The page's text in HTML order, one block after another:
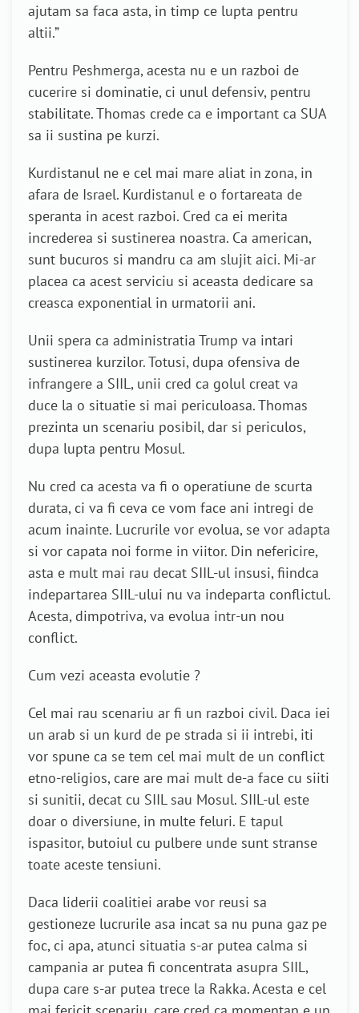
ajutam sa faca asta, in timp ce lupta pentru
altii.”
Pentru Peshmerga, acesta nu e un razboi de
cucerire si dominatie, ci unul defensiv, pentru
stabilitate. Thomas crede ca e important ca SUA
sa ii sustina pe kurzi.
Kurdistanul ne e cel mai mare aliat in zona, in
afara de Israel. Kurdistanul e o fortareata de
speranta in acest razboi. Cred ca ei merita
increderea si sustinerea noastra. Ca american,
sunt bucuros si mandru ca am slujit aici. Mi-ar
placea ca acest serviciu si aceasta dedicare sa
creasca exponential in urmatorii ani.
Unii spera ca administratia Trump va intari
sustinerea kurzilor. Totusi, dupa ofensiva de
infrangere a SIIL, unii cred ca golul creat va
duce la o situatie si mai periculoasa. Thomas
prezinta un scenariu posibil, dar si periculos,
dupa lupta pentru Mosul.
Nu cred ca acesta va fi o operatiune de scurta
durata, ci va fi ceva ce vom face ani intregi de
acum inainte. Lucrurile vor evolua, se vor adapta
si vor capata noi forme in viitor. Din nefericire,
asta e mult mai rau decat SIIL-ul insusi, fiindca
indepartarea SIIL-ului nu va indeparta conflictul.
Acesta, dimpotriva, va evolua intr-un nou
conflict.
Cum vezi aceasta evolutie ?
Cel mai rau scenariu ar fi un razboi civil. Daca iei
un arab si un kurd de pe strada si ii intrebi, iti
vor spune ca se tem cel mai mult de un conflict
etno-religios, care are mai mult de-a face cu siiti
si sunitii, decat cu SIIL sau Mosul. SIIL-ul este
doar o diversiune, in multe feluri. E tapul
ispasitor, butoiul cu pulbere unde sunt stranse
toate aceste tensiuni.
Daca liderii coalitiei arabe vor reusi sa
gestioneze lucrurile asa incat sa nu puna gaz pe
foc, ci apa, atunci situatia s-ar putea calma si
campania ar putea fi concentrata asupra SIIL,
dupa care s-ar putea trece la Rakka. Acesta e cel